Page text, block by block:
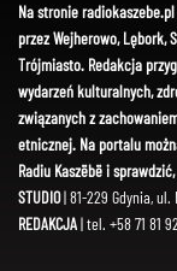
Na stronie
przez Wejherowo, Lębork,
Trójmiasto. Redakcja
wydarzeń kulturalnych,
związanych z
etnicznej. Na portalu
Radiu Kaszëbë i
STUDIO| 81-229 Gdynia, ul.
REDAKCJA| tel. +58 71 81